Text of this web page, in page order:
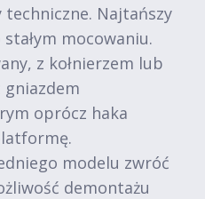
Najtańszy
mocowaniu.
z kołnierzem lub
gniazdem
oprócz haka
modelu zwróć
demontażu